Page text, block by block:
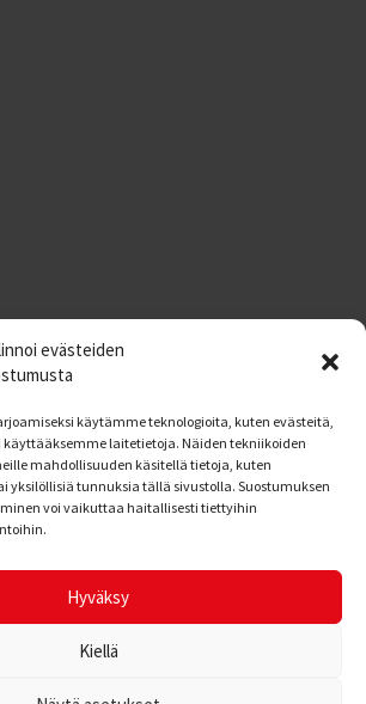
evästeiden
käytämme teknologioita, kuten evästeitä,
laitetietoja. Näiden tekniikoiden
mahdollisuuden käsitellä tietoja, kuten
yksilöllisiä tunnuksia tällä sivustolla. Suostumuksen
voi vaikuttaa haitallisesti tiettyihin
Hyväksy
Kiellä
- 17.00